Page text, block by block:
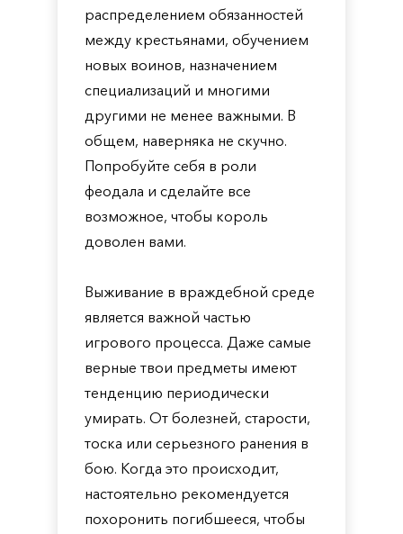
распределением обязанностей
между крестьянами, обучением
новых воинов, назначением
специализаций и многими
другими не менее важными. В
общем, наверняка не скучно.
Попробуйте себя в роли
феодала и сделайте все
возможное, чтобы король
доволен вами.
Выживание в враждебной среде
является важной частью
игрового процесса. Даже самые
верные твои предметы имеют
тенденцию периодически
умирать. От болезней, старости,
тоска или серьезного ранения в
бою. Когда это происходит,
настоятельно рекомендуется
похоронить погибшееся, чтобы